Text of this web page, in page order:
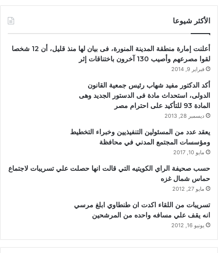
الأكثر شيوعا
أعلنت إمارة منطقة المدينة المنورة، فى بيان لها منذ قليل، أن 12 شخصا
لقوا مصرعهم وأصيب 130 آخرون باختناقات إثر
فبراير 9, 2014
أكد الدكتور مفيد شهاب رئيس جمعية القانون
الدولى، استحداث مادة فى الدستور الجديد وهى
المادة 93 للتأكيد على احترام مصر
ديسمبر 28, 2013
يعقد عدد من المسئولين التنفيذيين وخبراء التخطيط
ومؤسسات المجتمع المدني في محافظة
مايو 10, 2017
حسب صحيفة الراي الكويتيه التي قالت انها حصلت علي تسريبات لاجتماع
حماس شمال غزه
مايو 27, 2012
تسريبات من اللقاء اكدت ان طنطاوي ابلغ مرسي
انه يقف علي مسافه واحده من المرشحين
يونيو 16, 2012